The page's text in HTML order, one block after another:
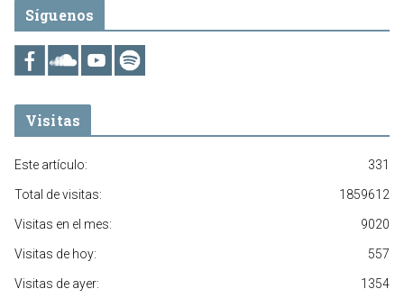
Síguenos
Visitas
331
Este artículo:
1859612
Total de visitas:
9020
Visitas en el mes:
557
Visitas de hoy:
1354
Visitas de ayer: